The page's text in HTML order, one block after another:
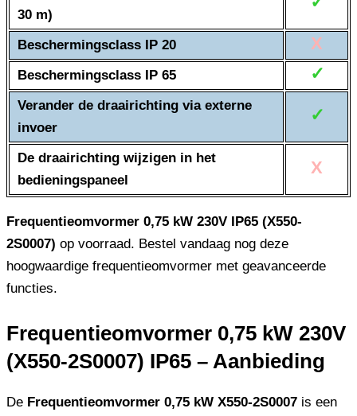
30 m)
Beschermingsclass IP 20 X
Beschermingsclass IP 65 ✓
Verander de draairichting via externe
invoer
✓
De draairichting wijzigen in het
bedieningspaneel
X
Frequentieomvormer 0,75 kW 230V IP65 (X550-
2S0007) op voorraad. Bestel vandaag nog deze
hoogwaardige frequentieomvormer met geavanceerde
functies.
Frequentieomvormer 0,75 kW 230V
(X550-2S0007) IP65 – Aanbieding
De Frequentieomvormer 0,75 kW X550-2S0007 is een